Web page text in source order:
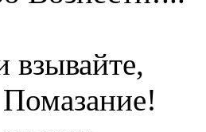
взывайте,